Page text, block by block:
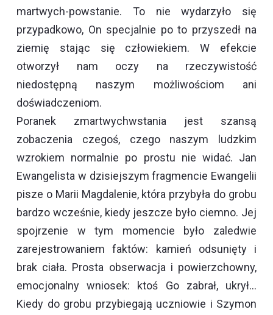
martwych-powstanie. To nie wydarzyło się
przypadkowo, On specjalnie po to przyszedł na
ziemię stając się człowiekiem. W efekcie
otworzył nam oczy na rzeczywistość
niedostępną naszym możliwościom ani
doświadczeniom.
Poranek zmartwychwstania jest szansą
zobaczenia czegoś, czego naszym ludzkim
wzrokiem normalnie po prostu nie widać. Jan
Ewangelista w dzisiejszym fragmencie Ewangelii
pisze o Marii Magdalenie, która przybyła do grobu
bardzo wcześnie, kiedy jeszcze było ciemno. Jej
spojrzenie w tym momencie było zaledwie
zarejestrowaniem faktów: kamień odsunięty i
brak ciała. Prosta obserwacja i powierzchowny,
emocjonalny wniosek: ktoś Go zabrał, ukrył…
Kiedy do grobu przybiegają uczniowie i Szymon